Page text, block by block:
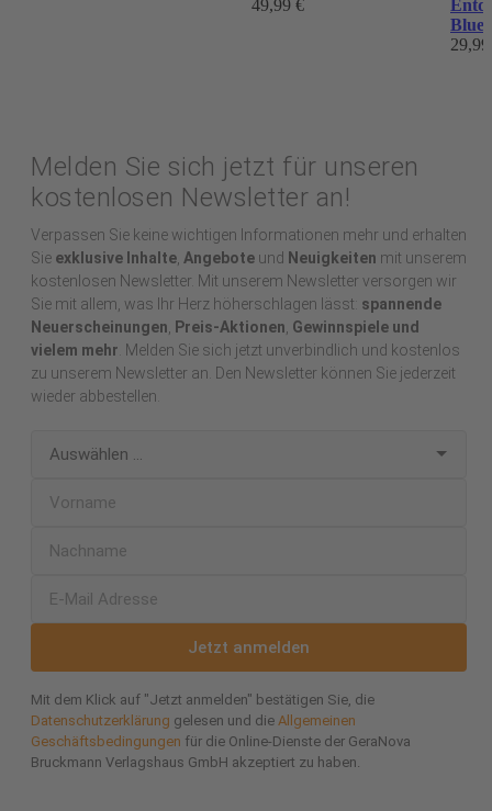
49,99 €
Blue
Melden Sie sich jetzt für unseren
kostenlosen Newsletter an!
Verpassen Sie keine wichtigen Informationen mehr und erhalten
Sie exklusive Inhalte, Angebote und Neuigkeiten mit unserem
kostenlosen Newsletter. Mit unserem Newsletter versorgen wir
Sie mit allem, was Ihr Herz höherschlagen lässt: spannende
Neuerscheinungen, Preis-Aktionen, Gewinnspiele und
vielem mehr . Melden Sie sich jetzt unverbindlich und kostenlos
zu unserem Newsletter an. Den Newsletter können Sie jederzeit
wieder abbestellen.
Jetzt anmelden
Mit dem Klick auf "Jetzt anmelden" bestätigen Sie, die
Datenschutzerklärung gelesen und die Allgemeinen
Geschäftsbedingungen für die Online-Dienste der GeraNova
Bruckmann Verlagshaus GmbH akzeptiert zu haben.